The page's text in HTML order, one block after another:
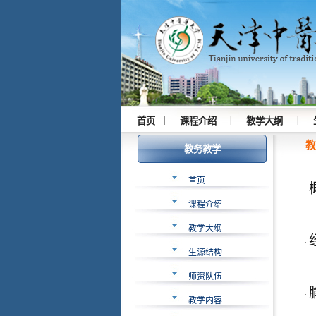
首页 课程介绍 教学大纲
教务教学
首页
课程介绍
教学大纲
生源结构
师资队伍
教学内容
·
·
·